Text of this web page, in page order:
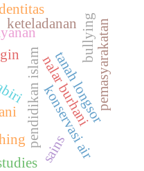
pendidikan islamnalar burhani
konservasi air
tanah longsor
keteladanan pemasyarakatan
bullying
sains